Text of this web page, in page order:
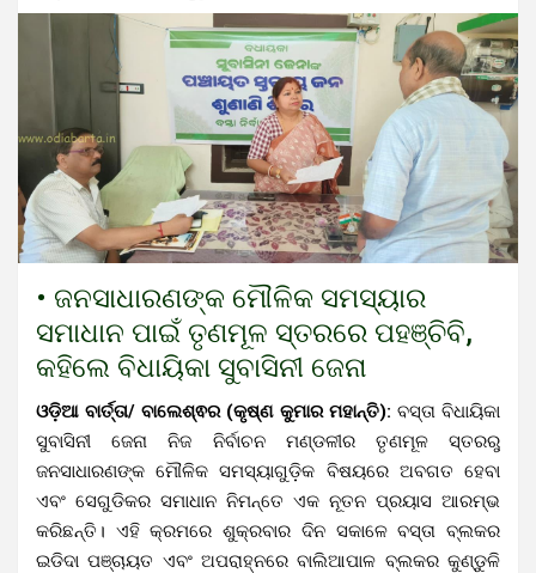
• ଜନସାଧାରଣଙ୍କ ମୌଳିକ ସମସ୍ୟାର
ସମାଧାନ ପାଇଁ ତୃଣମୂଳ ସ୍ତରରେ ପହଞ୍ଚିବି,
କହିଲେ ବିଧାୟିକା ସୁବାସିନୀ ଜେନା
ଓଡ଼ିଆ ବାର୍ତ୍ତା/ ବାଲେଶ୍ଵର (କୃଷ୍ଣ କୁମାର ମହାନ୍ତି): ବସ୍ତା ବିଧାୟିକା
ସୁବାସିନୀ ଜେନା ନିଜ ନିର୍ବାଚନ ମଣ୍ଡଳୀର ତୃଣମୂଳ ସ୍ତରରୁ
ଜନସାଧାରଣଙ୍କ ମୌଳିକ ସମସ୍ୟାଗୁଡ଼ିକ ବିଷୟରେ ଅବଗତ ହେବା
ଏବଂ ସେଗୁଡିକର ସମାଧାନ ନିମନ୍ତେ ଏକ ନୂତନ ପ୍ରୟାସ ଆରମ୍ଭ
କରିଛନ୍ତି। ଏହି କ୍ରମରେ ଶୁକ୍ରବାର ଦିନ ସକାଳେ ବସ୍ତା ବ୍ଲକର
ଇଡିଦା ପଞ୍ଚାୟତ ଏବଂ ଅପରାହ୍ନରେ ବାଲିଆପାଳ ବ୍ଲକର କୁଣ୍ଡୁଳି